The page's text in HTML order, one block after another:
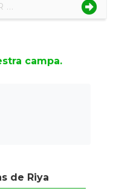
campa.
de Riya